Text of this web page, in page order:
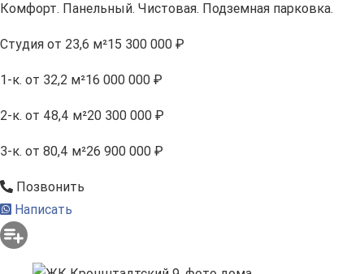
Комфорт. Панельный. Чистовая. Подземная парковка.
Студия от 23,6 м²15 300 000 ₽
1-к. от 32,2 м²16 000 000 ₽
2-к. от 48,4 м²20 300 000 ₽
3-к. от 80,4 м²26 900 000 ₽
Позвонить
Написать